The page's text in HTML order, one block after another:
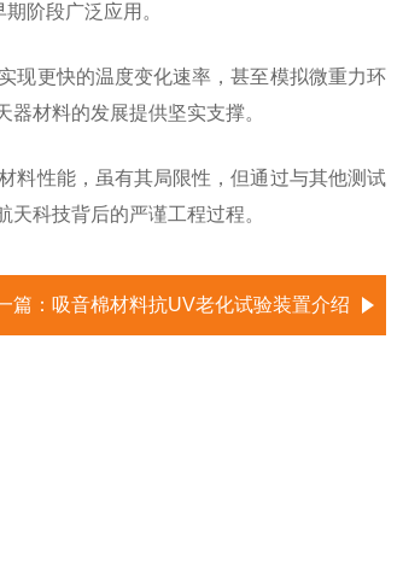
阶段广泛应用。
现更快的温度变化速率，甚至模拟微重力环
材料的发展提供坚实支撑。
料性能，虽有其局限性，但通过与其他测试
科技背后的严谨工程过程。
篇： 吸音棉材料抗UV老化试验装置介绍